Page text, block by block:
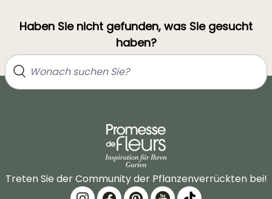
Haben Sie nicht gefunden, was Sie gesucht
haben?
Treten Sie der Community der Pflanzenverrückten bei!